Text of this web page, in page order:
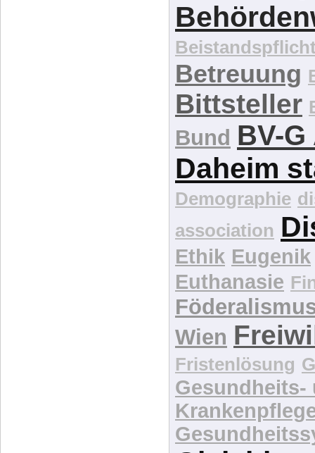
Behinderung
Betreuung
Bittsteller
Bund BV-
Daheim
Demographie
association
Ethik Eugenik
Euthanasie
Wien
Fristenlösung
Gesundheits-